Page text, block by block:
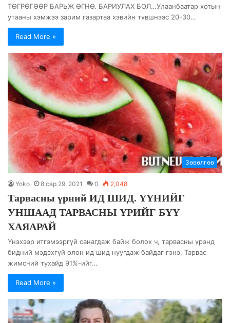
ТӨГРӨГӨӨР БАРЬЖ ӨГНӨ. БАРИУЛАХ БОЛ…Улаанбаатар хотын
утааны хэмжээ зарим газартаа хэвийн түвшнээс 20-30…
Read More »
Зөвөлгөө
Yoko 8 сар 29, 2021 0 2,048
Тарвасны үрний ИД ШИД. ҮҮНИЙГ
УНШААД ТАРВАСНЫ ҮРИЙГ БҮҮ
ХАЯАРАЙ
Үнэхээр итгэмээргүй санагдаж байж болох ч, тарвасны үрэнд
бидний мэдэхгүй олон ид шид нуугдаж байдаг гэнэ. Тарвас
жимсний тухайд 91%-ийг…
Read More »